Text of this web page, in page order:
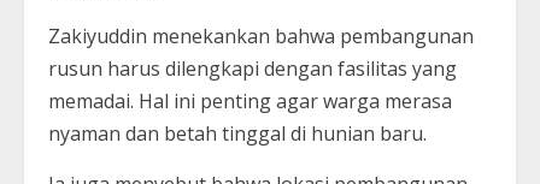
Zakiyuddin menekankan bahwa pembangunan
rusun harus dilengkapi dengan fasilitas yang
memadai. Hal ini penting agar warga merasa
nyaman dan betah tinggal di hunian baru.